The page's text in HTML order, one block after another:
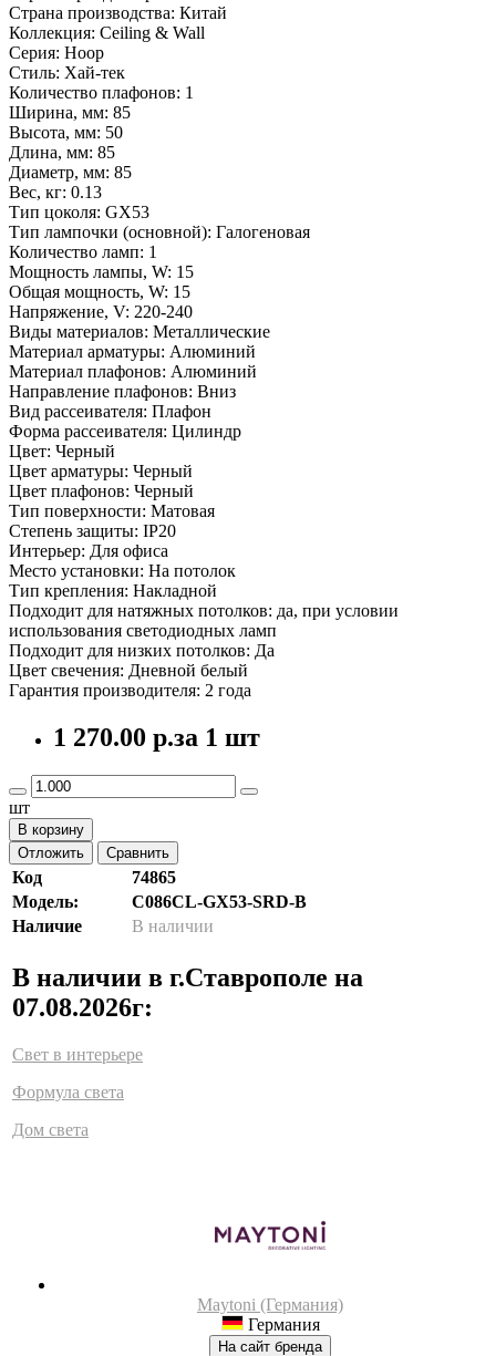
Страна производства: Китай
Коллекция: Ceiling & Wall
Серия: Hoop
Стиль: Хай-тек
Количество плафонов: 1
Ширина, мм: 85
Высота, мм: 50
Длина, мм: 85
Диаметр, мм: 85
Вес, кг: 0.13
Тип цоколя: GX53
Тип лампочки (основной): Галогеновая
Количество ламп: 1
Мощность лампы, W: 15
Общая мощность, W: 15
Напряжение, V: 220-240
Виды материалов: Металлические
Материал арматуры: Алюминий
Материал плафонов: Алюминий
Направление плафонов: Вниз
Вид рассеивателя: Плафон
Форма рассеивателя: Цилиндр
Цвет: Черный
Цвет арматуры: Черный
Цвет плафонов: Черный
Тип поверхности: Матовая
Степень защиты: IP20
Интерьер: Для офиса
Место установки: На потолок
Тип крепления: Накладной
Подходит для натяжных потолков: да, при условии
использования светодиодных ламп
Подходит для низких потолков: Да
Цвет свечения: Дневной белый
Гарантия производителя: 2 года
1 270.00 р.за 1 шт
шт
В корзину
Отложить
Сравнить
Код
74865
Модель:
C086CL-GX53-SRD-B
Наличие
В наличии
В наличии в г.Ставрополе на
07.08.2026г:
Свет в интерьере
Формула света
Дом света
Maytoni (Германия)
Германия
На сайт бренда